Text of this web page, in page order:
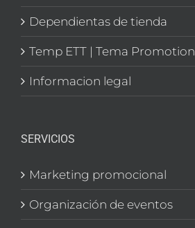
Dependientas de tienda
Temp ETT | Tema Promotion
Informacion legal
SERVICIOS
Marketing promocional
Organización de eventos